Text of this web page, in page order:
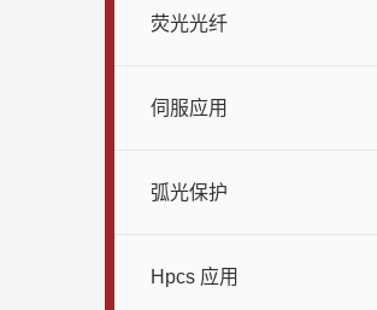
荧光光纤
伺服应用
弧光保护
Hpcs 应用